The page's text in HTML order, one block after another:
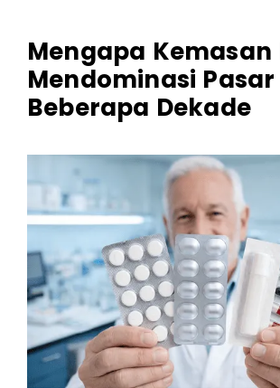
Mengapa Kemasan
Mendominasi
Beberapa Dekade